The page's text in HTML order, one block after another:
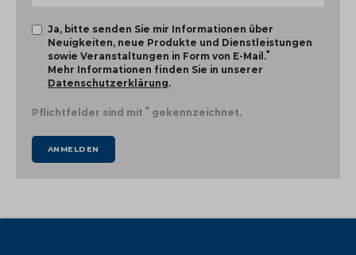
Ja, bitte senden Sie mir Informationen über
Neuigkeiten, neue Produkte und Dienstleistungen
sowie Veranstaltungen in Form von E-Mail.*
Mehr Informationen finden Sie in unserer
Datenschutzerklärung.
Pflichtfelder sind mit * gekennzeichnet.
ANMELDEN